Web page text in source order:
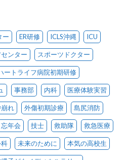
ー ER研修 ICLS沖縄 ICU
ンター スポーツドクター
ートライフ病院初期研修
事務部 内科 医療体験実習
れ 外傷初期診療 島尻消防
忘年会 技士 救助隊 救急医療
未来のために 本気の高校生